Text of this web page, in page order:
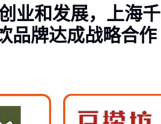
业和发展，上海千
品牌达成战略合作